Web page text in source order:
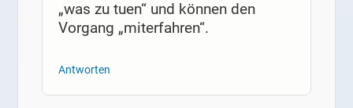
„was zu tuen“ und können den
Vorgang „miterfahren“.
Antworten